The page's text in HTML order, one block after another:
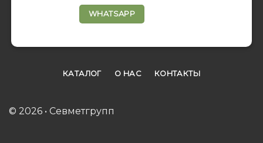
WHATSAPP
© 2026 • Севметгрупп
КАТАЛОГ О НАС КОНТАКТЫ